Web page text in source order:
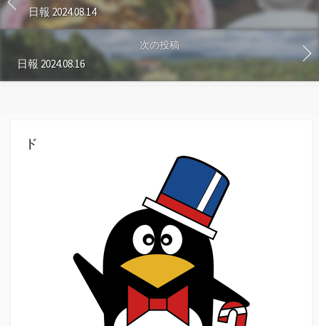
日報 2024.08.14
次の投稿
日報 2024.08.16
ド